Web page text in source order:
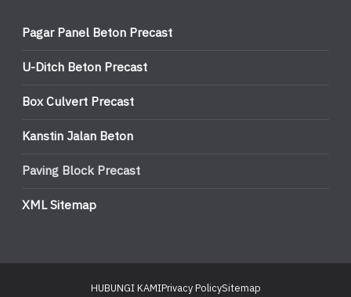
Pagar Panel Beton Precast
U-Ditch Beton Precast
Box Culvert Precast
Kanstin Jalan Beton
Paving Block Precast
XML Sitemap
HUBUNGI KAMIPrivacy PolicySitemap